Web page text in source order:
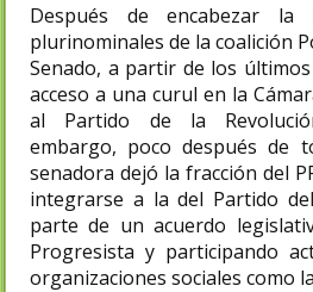
Después de encabezar la
plurinominales de la coalición
Senado, a partir de los
acceso a una curul en la
al Partido de la
embargo, poco después de
senadora dejó la fracción del
integrarse a la del Partido
parte de un acuerdo
Progresista y participando
organizaciones sociales como